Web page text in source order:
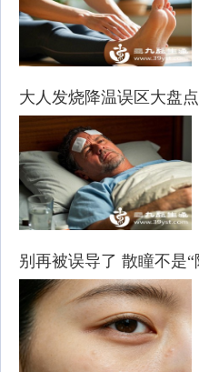
大人发烧降温误区大盘
别再被误导了 散瞳不是